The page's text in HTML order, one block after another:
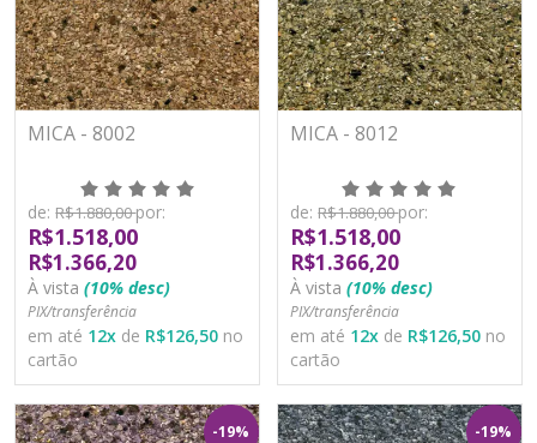
MICA - 8002
de: R$1.880,00por:
R$1.518,00
R$1.366,20
À vista (10% desc)
PIX/transferência
em até 12x de R$126,50 no
cartão
MICA - 8012
de: R$1.880,00por:
R$1.518,00
R$1.366,20
À vista (10% desc)
PIX/transferência
em até 12x de R$126,50 no
cartão
-19% -19%